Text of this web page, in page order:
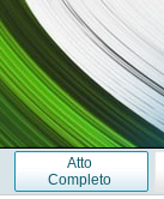
Atto
Completo